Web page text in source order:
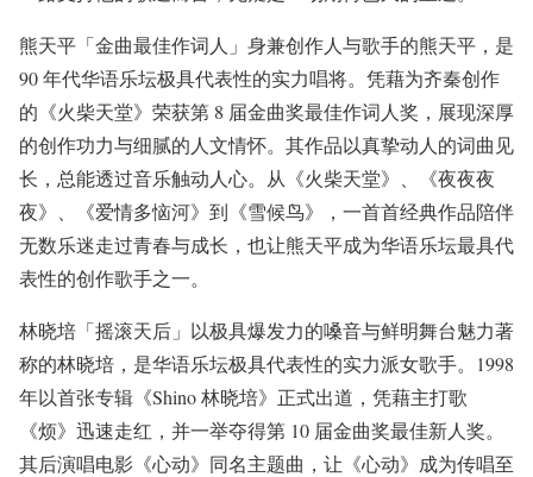
熊天平「⾦曲最佳作词⼈」⾝兼创作⼈与歌⼿的熊天平，是
90 年代华语乐坛极具代表性的实⼒唱将。凭藉为⻬秦创作
的《⽕柴天堂》荣获第 8 届⾦曲奖最佳作词⼈奖，展现深厚
的创作功⼒与细腻的⼈⽂情怀。其作品以真挚动⼈的词曲⻅
⻓，总能透过⾳乐触动⼈⼼。从《⽕柴天堂》、《夜夜夜
夜》、《爱情多恼河》到《雪候⻦》，⼀⾸⾸经典作品陪伴
⽆数乐迷⾛过⻘春与成⻓，也让熊天平成为华语乐坛最具代
表性的创作歌⼿之⼀。
林晓培「摇滚天后」以极具爆发⼒的嗓⾳与鲜明舞台魅⼒著
称的林晓培，是华语乐坛极具代表性的实⼒派⼥歌⼿。1998
年以⾸张专辑《Shino 林晓培》正式出道，凭藉主打歌
《烦》迅速⾛红，并⼀举夺得第 10 届⾦曲奖最佳新⼈奖。
其后演唱电影《⼼动》同名主题曲，让《⼼动》成为传唱⾄